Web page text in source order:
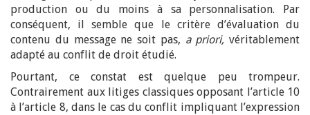
production ou du moins à sa personnalisation. Par
conséquent, il semble que le critère d’évaluation du
contenu du message ne soit pas, a priori, véritablement
adapté au conflit de droit étudié.
Pourtant, ce constat est quelque peu trompeur.
Contrairement aux litiges classiques opposant l’article 10
à l’article 8, dans le cas du conflit impliquant l’expression